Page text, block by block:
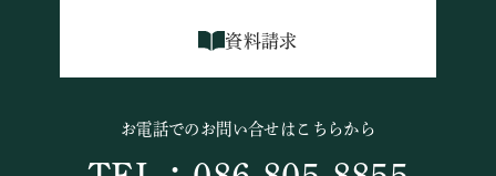
資料請求
お電話でのお問い合せはこちらから